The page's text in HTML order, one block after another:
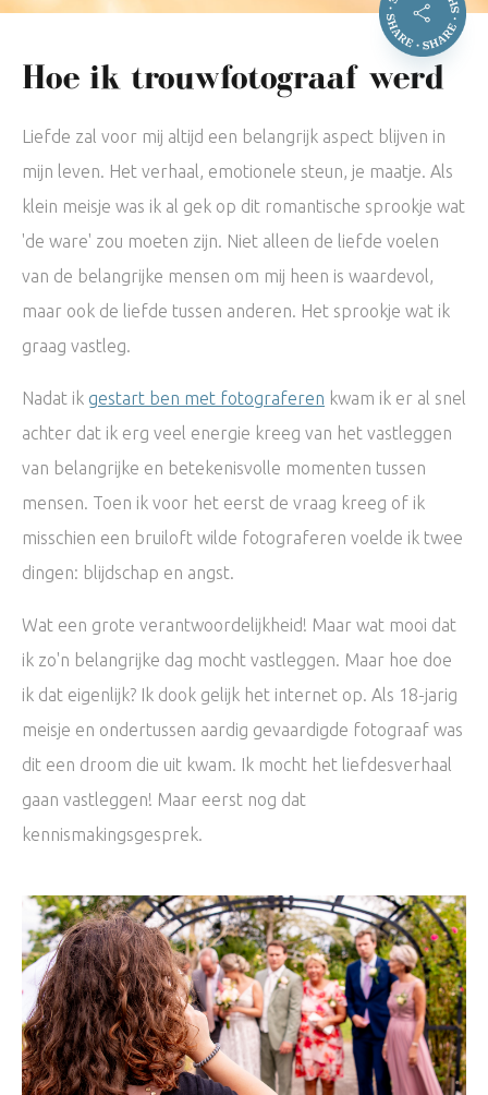
Hoe ik trouwfotograaf werd
Liefde zal voor mij altijd een belangrijk aspect blijven in
mijn leven. Het verhaal, emotionele steun, je maatje. Als
klein meisje was ik al gek op dit romantische sprookje wat
'de ware' zou moeten zijn. Niet alleen de liefde voelen
van de belangrijke mensen om mij heen is waardevol,
maar ook de liefde tussen anderen. Het sprookje wat ik
graag vastleg.
Nadat ik gestart ben met fotograferen kwam ik er al snel
achter dat ik erg veel energie kreeg van het vastleggen
van belangrijke en betekenisvolle momenten tussen
mensen. Toen ik voor het eerst de vraag kreeg of ik
misschien een bruiloft wilde fotograferen voelde ik twee
dingen: blijdschap en angst.
Wat een grote verantwoordelijkheid! Maar wat mooi dat
ik zo'n belangrijke dag mocht vastleggen. Maar hoe doe
ik dat eigenlijk? Ik dook gelijk het internet op. Als 18-jarig
meisje en ondertussen aardig gevaardigde fotograaf was
dit een droom die uit kwam. Ik mocht het liefdesverhaal
gaan vastleggen! Maar eerst nog dat
kennismakingsgesprek.